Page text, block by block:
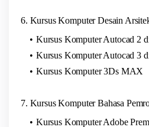
6. Kursus Komputer Desain
Kursus Komputer Autocad 2
Kursus Komputer Autocad 3
Kursus Komputer 3Ds MAX
7. Kursus Komputer Bahasa
Kursus Komputer Adobe